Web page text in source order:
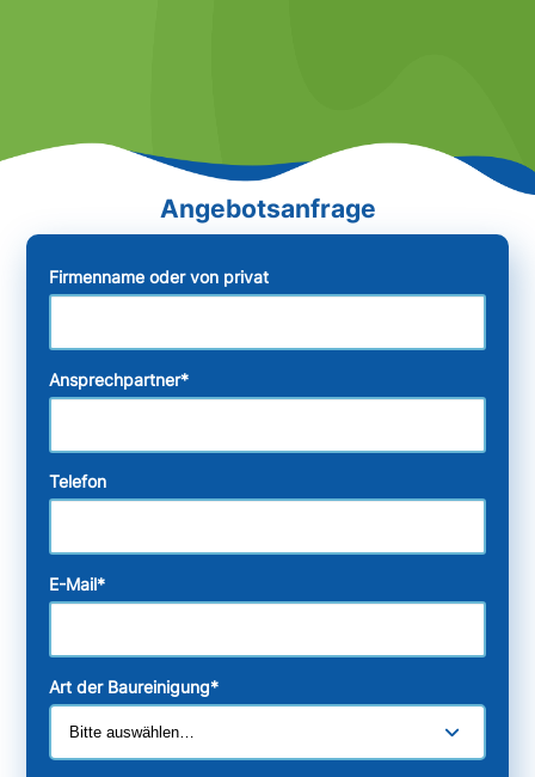
Firmenname oder von privat
Ansprechpartner*
Telefon
E-Mail*
Art der Baureinigung*